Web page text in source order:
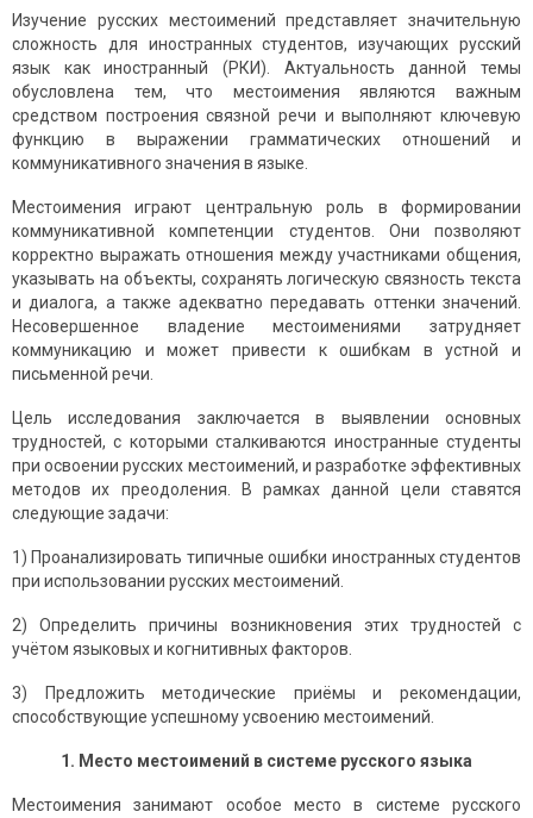
Изучение русских местоимений представляет значительную
сложность для иностранных студентов, изучающих русский
язык как иностранный (РКИ). Актуальность данной темы
обусловлена тем, что местоимения являются важным
средством построения связной речи и выполняют ключевую
функцию в выражении грамматических отношений и
коммуникативного значения в языке.
Местоимения играют центральную роль в формировании
коммуникативной компетенции студентов. Они позволяют
корректно выражать отношения между участниками общения,
указывать на объекты, сохранять логическую связность текста
и диалога, а также адекватно передавать оттенки значений.
Несовершенное владение местоимениями затрудняет
коммуникацию и может привести к ошибкам в устной и
письменной речи.
Цель исследования заключается в выявлении основных
трудностей, с которыми сталкиваются иностранные студенты
при освоении русских местоимений, и разработке эффективных
методов их преодоления. В рамках данной цели ставятся
следующие задачи:
1) Проанализировать типичные ошибки иностранных студентов
при использовании русских местоимений.
2) Определить причины возникновения этих трудностей с
учётом языковых и когнитивных факторов.
3) Предложить методические приёмы и рекомендации,
способствующие успешному усвоению местоимений.
1. Место местоимений в системе русского языка
Местоимения занимают особое место в системе русского